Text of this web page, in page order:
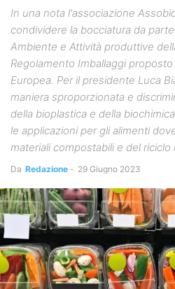
In una nota l'associazione
condividere la bocciatura da
Ambiente e Attività produttive
Regolamento Imballaggi
Europea. Per il presidente Luca
maniera sproporzionata e
della bioplastica e della
le applicazioni per gli alimenti
materiali compostabili e del
Da Redazione - 29 Giugno 2023